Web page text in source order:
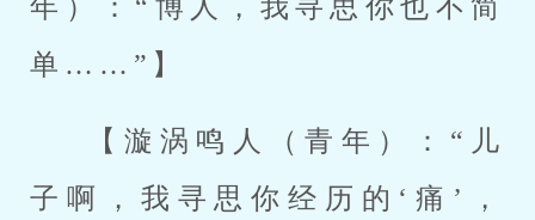
年）：“博人，我寻思你也不简
单……”】
【漩涡鸣人（青年）：“儿
子啊，我寻思你经历的‘痛’，